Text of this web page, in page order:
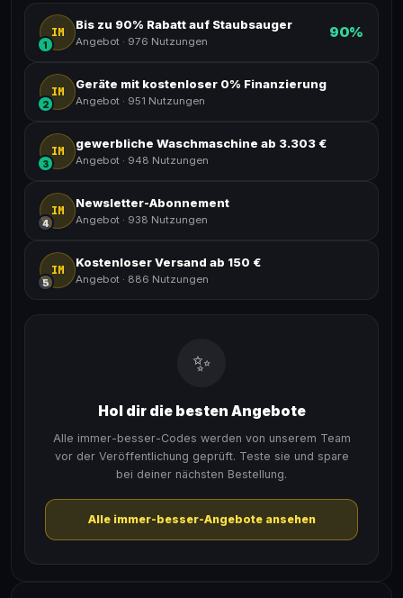
IM
1
Bis zu 90% Rabatt auf Staubsauger
Angebot · 976 Nutzungen
90%
IM
2
Geräte mit kostenloser 0% Finanzierung
Angebot · 951 Nutzungen
IM
3
gewerbliche Waschmaschine ab 3.303 €
Angebot · 948 Nutzungen
IM
4
Newsletter-Abonnement
Angebot · 938 Nutzungen
IM
5
Kostenloser Versand ab 150 €
Angebot · 886 Nutzungen
✨
Hol dir die besten Angebote
Alle immer-besser-Codes werden von unserem Team
vor der Veröffentlichung geprüft. Teste sie und spare
bei deiner nächsten Bestellung.
Alle immer-besser-Angebote ansehen